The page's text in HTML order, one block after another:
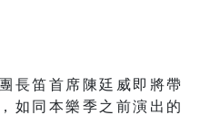
長笛首席陳廷威即將帶
如同本樂季之前演出的